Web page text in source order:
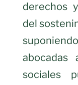
derechos
del
sociales